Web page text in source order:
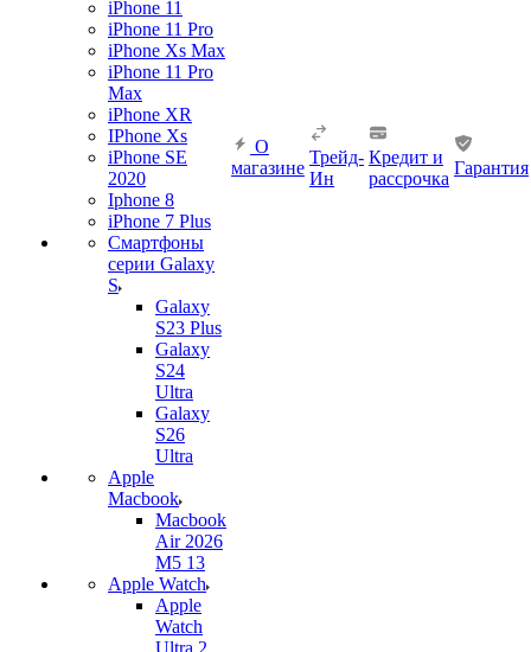
iPhone 11
iPhone 11 Pro
iPhone Xs Max
iPhone 11 Pro
Max
iPhone XR
IPhone Xs
iPhone SE
2020
Iphone 8
iPhone 7 Plus
Смартфоны
серии Galaxy
S
Galaxy
S23 Plus
Galaxy
S24
Ultra
Galaxy
S26
Ultra
Apple
Macbook
Macbook
Air 2026
M5 13
Apple Watch
Apple
Watch
Ultra 2
О
магазине
Трейд-
Ин
Кредит и
рассрочка
Гарантия